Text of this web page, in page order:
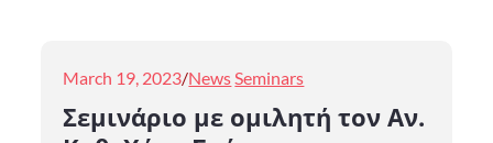
Posted
on
March 19, 2023 NewsSeminars
Σεμινάριο με ομιλητή τον Αν.